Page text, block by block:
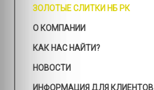
ЗОЛОТЫЕ СЛИТКИ НБ РК
О КОМПАНИИ
КАК НАС НАЙТИ?
НОВОСТИ
ИНФОРМАЦИЯ ДЛЯ КЛИЕНТОВ